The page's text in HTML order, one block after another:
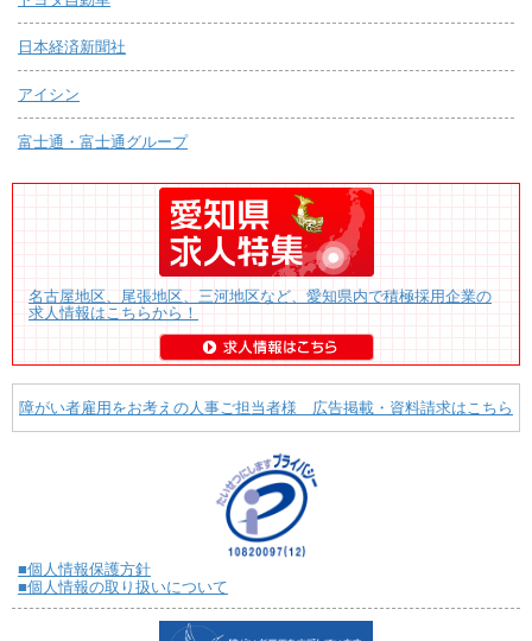
日本経済新聞社
アイシン
富士通・富士通グループ
名古屋地区、尾張地区、三河地区など、愛知県内で積極採用企業の
求人情報はこちらから！
障がい者雇用をお考えの人事ご担当者様 広告掲載・資料請求はこちら
■個人情報保護方針
■個人情報の取り扱いについて